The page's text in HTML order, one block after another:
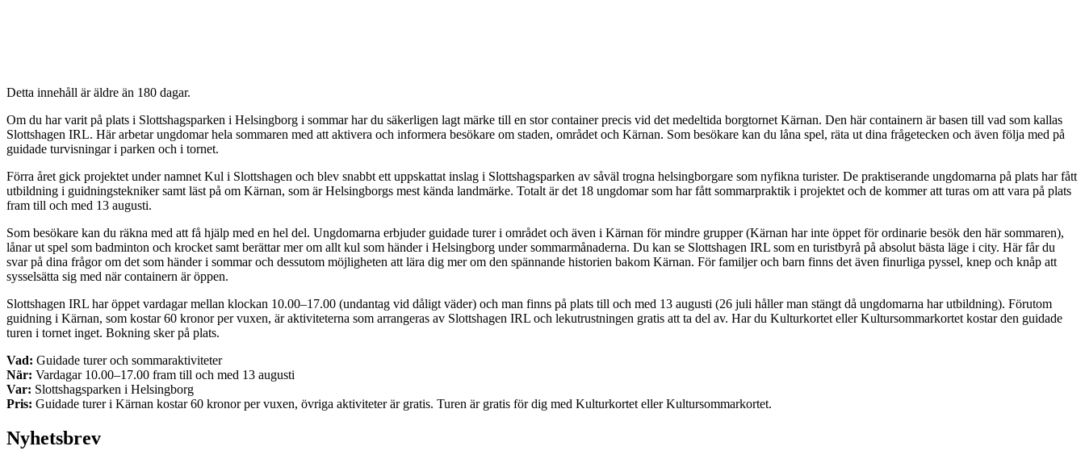
Detta innehåll är äldre än 180 dagar.
Om du har varit på plats i Slottshagsparken i Helsingborg i sommar har du säkerligen lagt märke till en stor container precis vid det medeltida borgtornet Kärnan. Den här containern är basen till vad som kallas
Slottshagen IRL. Här arbetar ungdomar hela sommaren med att aktivera och informera besökare om staden, området och Kärnan. Som besökare kan du låna spel, räta ut dina frågetecken och även följa med på
guidade turvisningar i parken och i tornet.
Förra året gick projektet under namnet Kul i Slottshagen och blev snabbt ett uppskattat inslag i Slottshagsparken av såväl trogna helsingborgare som nyfikna turister. De praktiserande ungdomarna på plats har fått
utbildning i guidningstekniker samt läst på om Kärnan, som är Helsingborgs mest kända landmärke. Totalt är det 18 ungdomar som har fått sommarpraktik i projektet och de kommer att turas om att vara på plats
fram till och med 13 augusti.
Som besökare kan du räkna med att få hjälp med en hel del. Ungdomarna erbjuder guidade turer i området och även i Kärnan för mindre grupper (Kärnan har inte öppet för ordinarie besök den här sommaren),
lånar ut spel som badminton och krocket samt berättar mer om allt kul som händer i Helsingborg under sommarmånaderna. Du kan se Slottshagen IRL som en turistbyrå på absolut bästa läge i city. Här får du
svar på dina frågor om det som händer i sommar och dessutom möjligheten att lära dig mer om den spännande historien bakom Kärnan. För familjer och barn finns det även finurliga pyssel, knep och knåp att
sysselsätta sig med när containern är öppen.
Slottshagen IRL har öppet vardagar mellan klockan 10.00–17.00 (undantag vid dåligt väder) och man finns på plats till och med 13 augusti (26 juli håller man stängt då ungdomarna har utbildning). Förutom
guidning i Kärnan, som kostar 60 kronor per vuxen, är aktiviteterna som arrangeras av Slottshagen IRL och lekutrustningen gratis att ta del av. Har du Kulturkortet eller Kultursommarkortet kostar den guidade
turen i tornet inget. Bokning sker på plats.
Vad: Guidade turer och sommaraktiviteter
När: Vardagar 10.00–17.00 fram till och med 13 augusti
Var: Slottshagsparken i Helsingborg
Pris: Guidade turer i Kärnan kostar 60 kronor per vuxen, övriga aktiviteter är gratis. Turen är gratis för dig med Kulturkortet eller Kultursommarkortet.
Nyhetsbrev